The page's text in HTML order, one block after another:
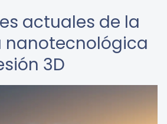
actuales de la
3D